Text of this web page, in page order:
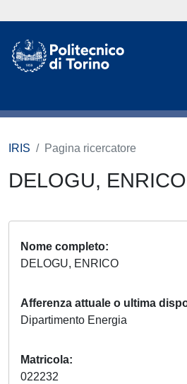
IRIS Pagina ricercatore
DELOGU, ENRICO
Nome completo
DELOGU, ENRICO
Afferenza attuale o ultima
Dipartimento Energia
Matricola
022232